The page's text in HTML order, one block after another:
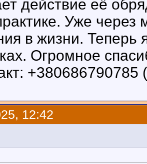
действие её
Уже
в жизни. Теперь
Огромное
+380686790785
12:42